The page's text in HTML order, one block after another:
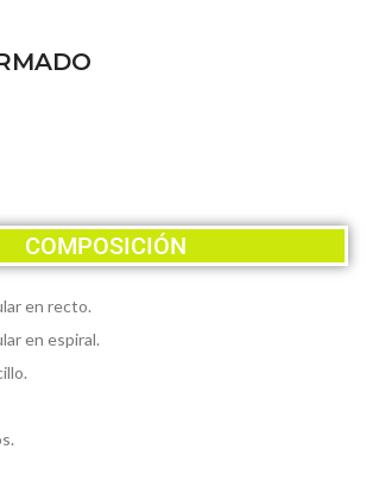
COMPOSICIÓN
en recto.
en espiral.